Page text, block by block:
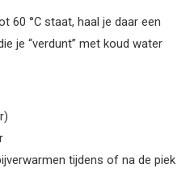
60 °C staat, haal je daar een
je “verdunt” met koud water
tijdens of na de piek